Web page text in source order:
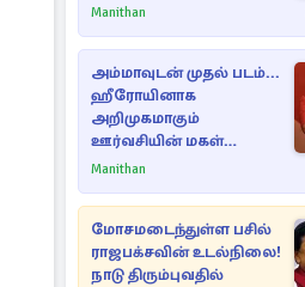
Manithan
அம்மாவுடன் முதல் படம்...
ஹீரோயினாக
அறிமுகமாகும்
ஊர்வசியின் மகள்
தேஜலட்சுமி!
Manithan
மோசமடைந்துள்ள பசில்
ராஜபக்சவின் உடல்நிலை!
நாடு திரும்புவதில்